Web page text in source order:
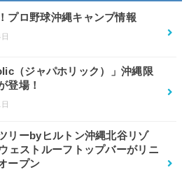
プロ野球沖縄キャンプ情報
（ジャパホリック）」沖縄限
登場！
リーbyヒルトン沖縄北谷リゾ
ェストルーフトップバーがリニ
ープン